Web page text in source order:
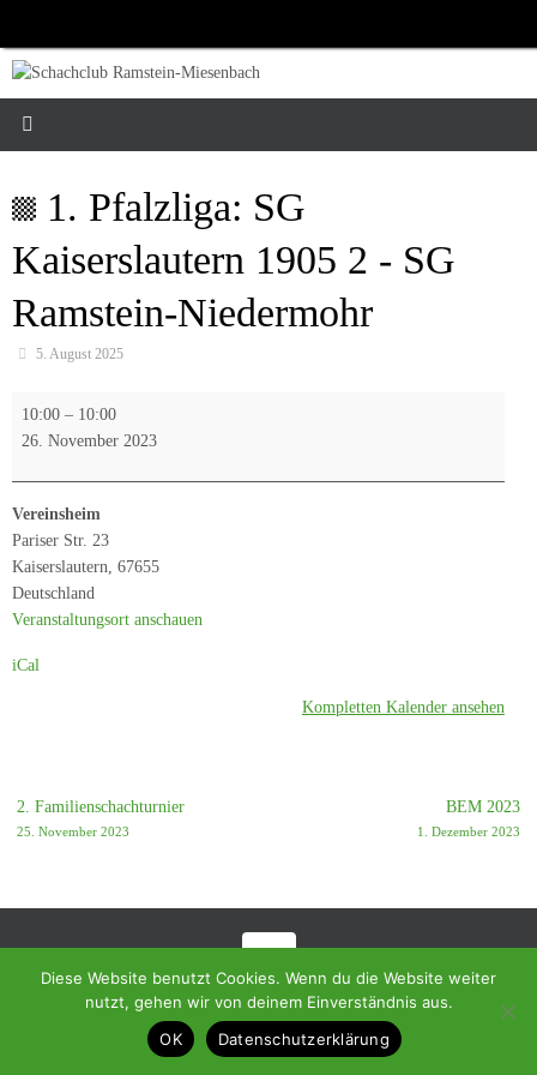
springen
1. Pfalzliga: SG
Kaiserslautern 1905 2 - SG
Ramstein-Niedermohr
5. August 2025
Pfalzliga:
Kaiserslautern
1905
2
-
SG
Ramstein-
10:00 – 10:00
26. November 2023
Vereinsheim
Pariser Str. 23
Kaiserslautern 67655
Deutschland
Veranstaltungsort anschauen
iCal
Kompletten Kalender ansehen
2. Familienschachturnier
25. November 2023
BEM 2023
1. Dezember 2023
Präsentiert von Tempera
Diese Website benutzt Cookies. Wenn du die Website weiter
nutzt, gehen wir von deinem Einverständnis aus.
OK
Datenschutzerklärung